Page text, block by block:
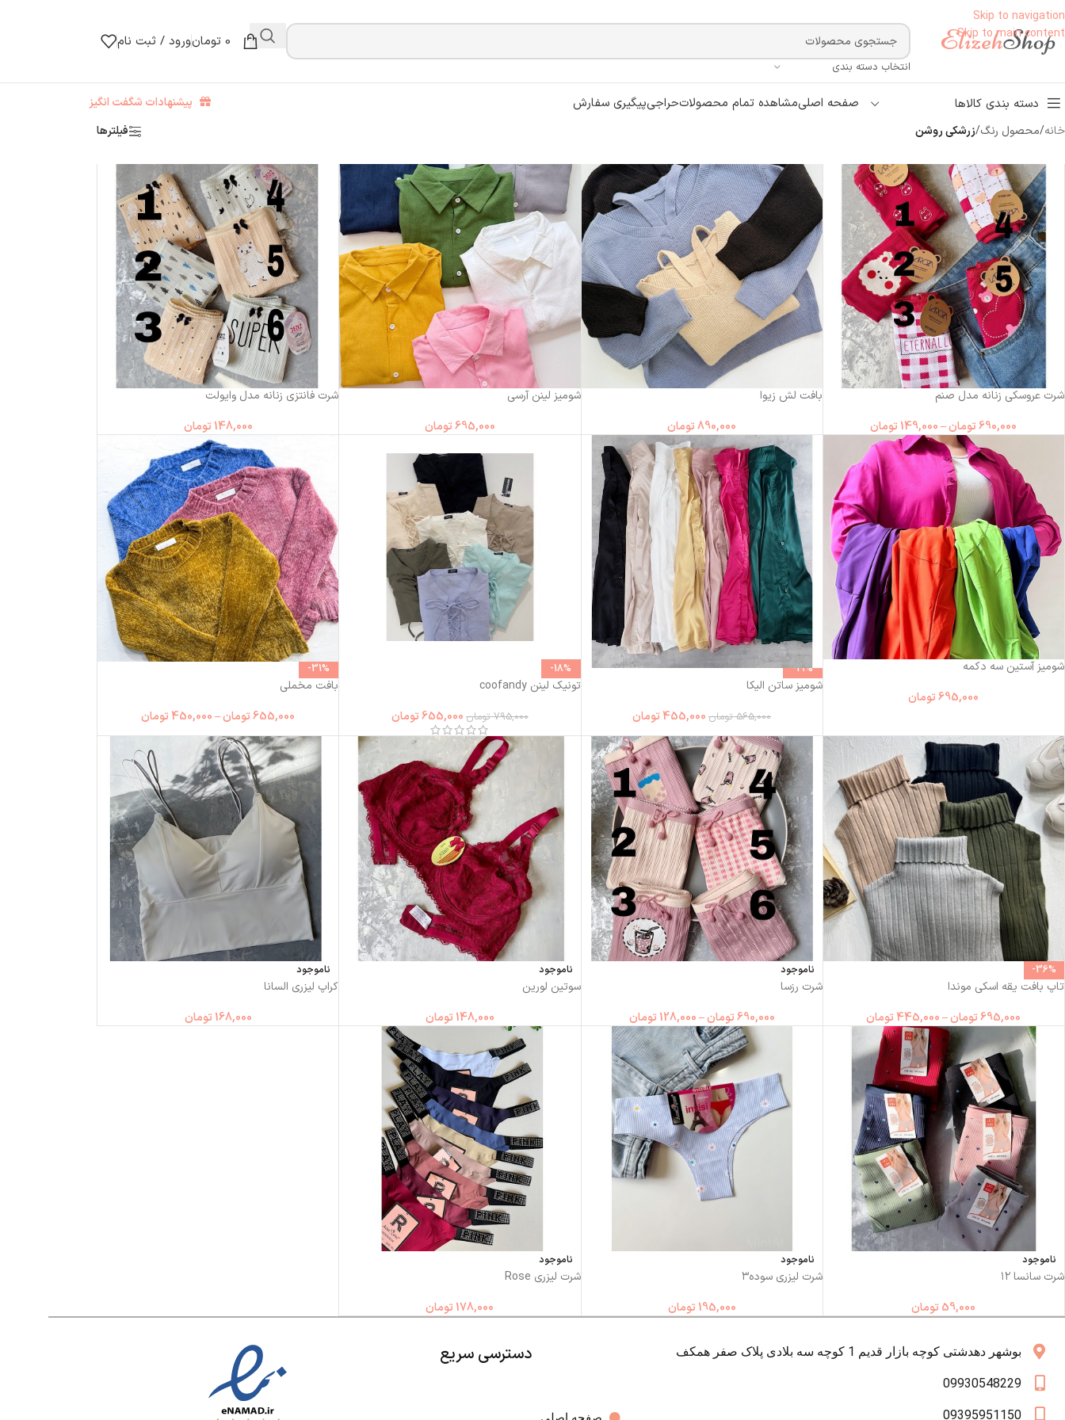
Skip to navigation
Skip to main content
انتخاب دسته بندی
0 تومانورود / ثبت نام
دسته بندی کالاها صفحه اصلیمشاهده تمام محصولاتحراجیپیگیری سفارش
پیشنهادات شگفت انگیز
خانه/محصول رنگ/زرشکی روشن فیلترها
شرت عروسکی زنانه مدل صنم
690,000 تومان–
149,000 تومان
بافت لش زیوا
890,000تومان
شومیز لینن آرسی
695,000تومان
شرت فانتزی زنانه مدل وایولت
148,000 تومان
شومیز آستین سه دکمه
695,000 تومان
-19%
شومیز ساتن الیکا
565,000 تومان 455,000 تومان
-18%
تونیک لینن coofandy
795,000 تومان 655,000تومان
-31%
بافت مخملی
655,000تومان–
450,000 تومان
-36%
تاپ بافت یقه اسکی موندا
695,000 تومان–
445,000 تومان
ناموجود
شرت رزسا
690,000تومان–
128,000 تومان
ناموجود
سوتین لورین
148,000 تومان
ناموجود
کراپ لیزری السانا
168,000 تومان
ناموجود
شرت سانسا ۱۲
59,000 تومان
ناموجود
شرت لیزری سوده۳
195,000 تومان
ناموجود
شرت لیزری Rose
178,000 تومان
بوشهر دهدشتی کوچه بازار قدیم 1 کوچه سه بلادی پلاک صفر همکف
09930548229
09395951150
دسترسی سریع